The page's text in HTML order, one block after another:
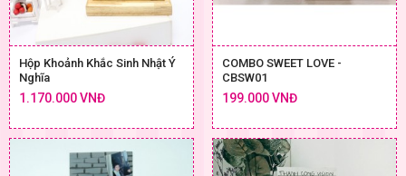
Hộp Khoảnh Khắc Sinh Nhật Ý
Nghĩa
1.170.000 VNĐ
COMBO SWEET LOVE -
CBSW01
199.000 VNĐ